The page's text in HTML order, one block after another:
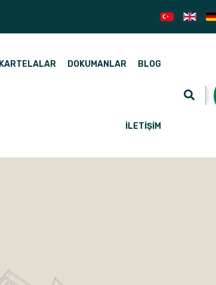
KARTELALAR DOKUMANLAR BLOG
İLETIŞIM